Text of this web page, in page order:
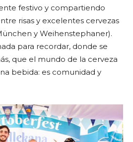
festivo y compartiendo
risas y excelentes cervezas
y Weihenstephaner).
para recordar, donde se
que el mundo de la cerveza
bebida: es comunidad y